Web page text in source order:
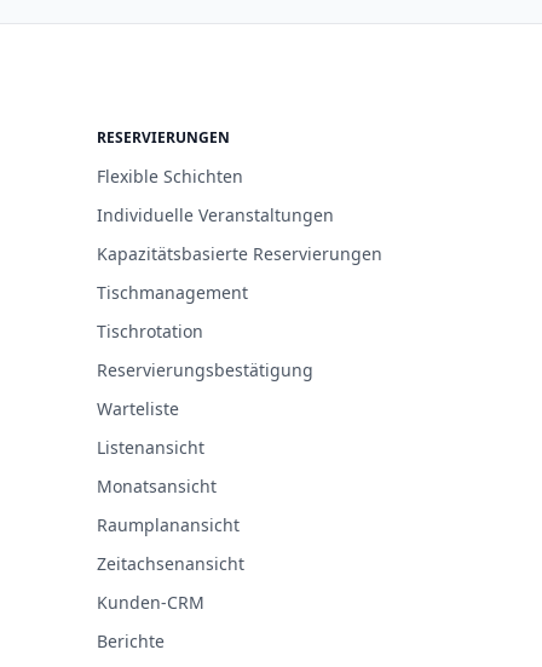
RESERVIERUNGEN
Flexible Schichten
Individuelle Veranstaltungen
Kapazitätsbasierte Reservierungen
Tischmanagement
Tischrotation
Reservierungsbestätigung
Warteliste
Listenansicht
Monatsansicht
Raumplanansicht
Zeitachsenansicht
Kunden-CRM
Berichte